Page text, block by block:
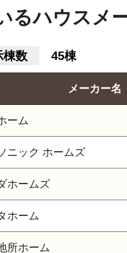
るハウスメ
棟数 45棟
メーカー名
ーム
ニック ホームズ
ホームズ
ホーム
所ホーム